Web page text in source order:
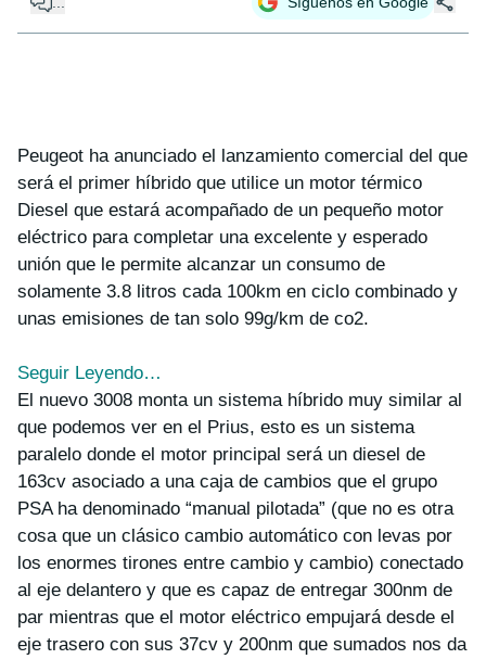
Peugeot ha anunciado el lanzamiento comercial del que
será el primer híbrido que utilice un motor térmico
Diesel que estará acompañado de un pequeño motor
eléctrico para completar una excelente y esperado
unión que le permite alcanzar un consumo de
solamente 3.8 litros cada 100km en ciclo combinado y
unas emisiones de tan solo 99g/km de co2.
Seguir Leyendo…
El nuevo 3008 monta un sistema híbrido muy similar al
que podemos ver en el Prius, esto es un sistema
paralelo donde el motor principal será un diesel de
163cv asociado a una caja de cambios que el grupo
PSA ha denominado “manual pilotada” (que no es otra
cosa que un clásico cambio automático con levas por
los enormes tirones entre cambio y cambio) conectado
al eje delantero y que es capaz de entregar 300nm de
par mientras que el motor eléctrico empujará desde el
eje trasero con sus 37cv y 200nm que sumados nos da